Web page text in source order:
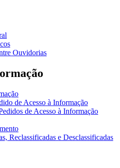
Ouvidorias
de Acesso à Informação
de Acesso à Informação
Reclassificadas e Desclassificadas